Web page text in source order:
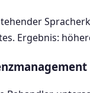
Ergebnis: